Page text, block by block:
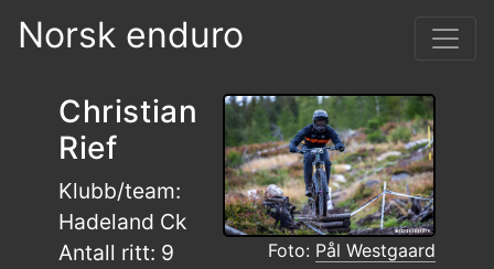
Norsk enduro
Christian
Rief
Klubb/team:
Hadeland Ck
Antall ritt: 9
Foto: Pål Westgaard